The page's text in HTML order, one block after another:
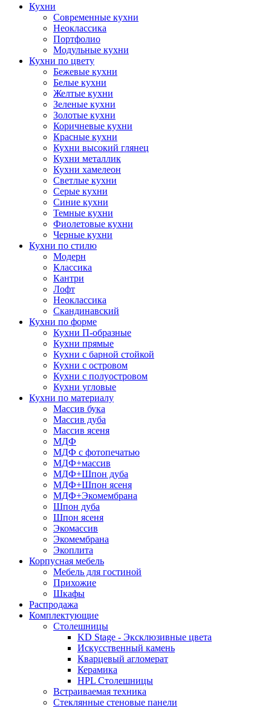
Кухни
Современные кухни
Неоклассика
Портфолио
Модульные кухни
Кухни по цвету
Бежевые кухни
Белые кухни
Желтые кухни
Зеленые кухни
Золотые кухни
Коричневые кухни
Красные кухни
Кухни высокий глянец
Кухни металлик
Кухни хамелеон
Светлые кухни
Серые кухни
Синие кухни
Темные кухни
Фиолетовые кухни
Черные кухни
Кухни по стилю
Модерн
Классика
Кантри
Лофт
Неоклассика
Скандинавский
Кухни по форме
Кухни П-образные
Кухни прямые
Кухни с барной стойкой
Кухни с островом
Кухни с полуостровом
Кухни угловые
Кухни по материалу
Массив бука
Массив дуба
Массив ясеня
МДФ
МДФ с фотопечатью
МДФ+массив
МДФ+Шпон дуба
МДФ+Шпон ясеня
МДФ+Экомембрана
Шпон дуба
Шпон ясеня
Экомассив
Экомембрана
Экоплита
Корпусная мебель
Мебель для гостиной
Прихожие
Шкафы
Распродажа
Комплектующие
Столешницы
KD Stage - Эксклюзивные цвета
Искусственный камень
Кварцевый агломерат
Керамика
HPL Столешницы
Встраиваемая техника
Стеклянные стеновые панели